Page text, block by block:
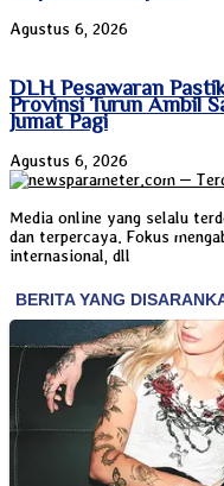
Agustus 6, 2026
DLH Pesawaran
Provinsi Turun Ambil
Jumat Pagi
Agustus 6, 2026
Media online yang selalu
dan terpercaya. Fokus
internasional, dll